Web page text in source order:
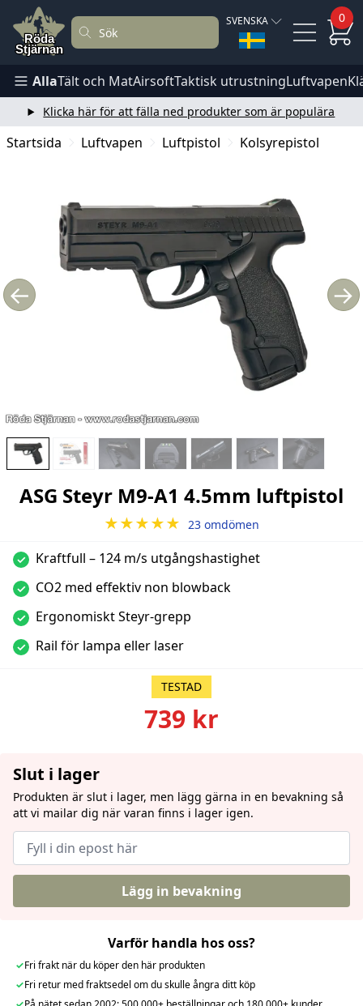
SVENSKA 0
AllaTält och MatAirsoftTaktisk utrustningLuftvapen
Klicka här för att fälla ned produkter som är populära
Startsida Luftvapen Luftpistol Kolsyrepistol
← →
ASG Steyr M9-A1 4.5mm luftpistol
★★★★★ 23 omdömen
✓ Kraftfull – 124 m/s utgångshastighet
✓ CO2 med effektiv non blowback
✓ Ergonomiskt Steyr-grepp
✓ Rail för lampa eller laser
TESTAD
739 kr
Slut i lager
Produkten är slut i lager, men lägg gärna in en bevakning så
att vi mailar dig när varan finns i lager igen.
Lägg in bevakning
Varför handla hos oss?
✓Fri frakt när du köper den här produkten
✓Fri retur med fraktsedel om du skulle ångra ditt köp